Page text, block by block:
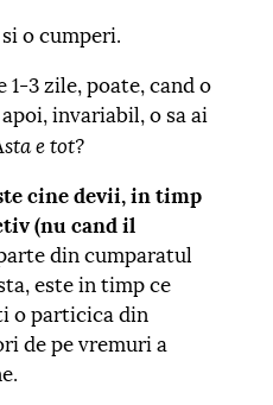
o cumperi.
1-3 zile, poate, cand o
invariabil, o sa ai
e tot?
cine devii, in timp
(nu cand il
din cumparatul
este in timp ce
o particica din
de pe vremuri a